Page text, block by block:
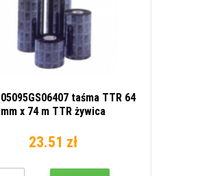
taśma TTR 64
mm x 74 m TTR żywica
23.51 zł